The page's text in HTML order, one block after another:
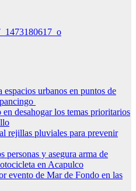
urbanos en puntos de
desahogar los temas prioritarios
rejillas pluviales para prevenir
personas y asegura arma de
en Acapulco
evento de Mar de Fondo en las